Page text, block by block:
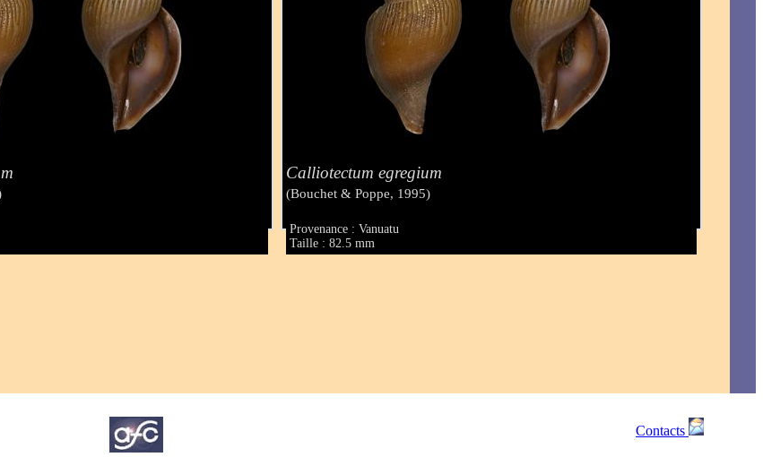
Calliotectum egregium
(Bouchet & Poppe, 1995)
Provenance : Vanuatu
Taille : 82.5 mm
Contacts